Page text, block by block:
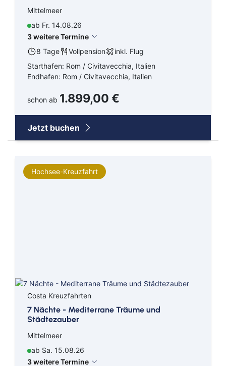
Mittelmeer
ab Fr. 14.08.26
3 weitere Termine
8 Tage
Vollpension
inkl. Flug
Starthafen: Rom / Civitavecchia, Italien
Endhafen: Rom / Civitavecchia, Italien
schon ab 1.899,00 €
Jetzt buchen
Hochsee-Kreuzfahrt
Costa Kreuzfahrten
7 Nächte - Mediterrane Träume und
Städtezauber
Mittelmeer
ab Sa. 15.08.26
3 weitere Termine